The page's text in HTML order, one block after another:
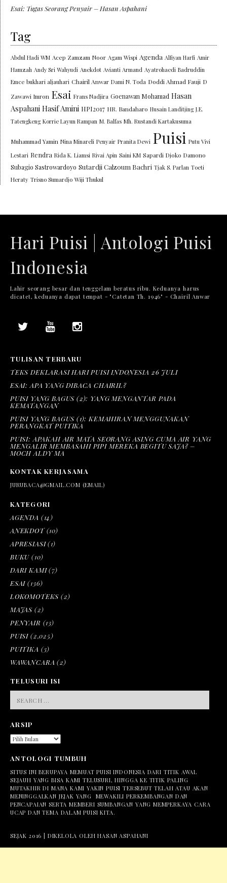
Esai: Tugas Seorang Penyair – Hasan Aspahani
Tag
Abdul Hadi WM Acep Zamzam Noor Agam Wispi Agenda Alfiyan Harfi Amir
Hamzah Andy Sri Wahyudi Anekdot Avianti Armand Ayatrohaedi Badruddin
Emce bukhari aljauhari Chairil Anwar Dami N. Toda Doddi Ahmad Fauji D
Zawawi Imron Esai Frans Nadjira Goenawan Mohamad Hasan
Aspahani Hasif Amini HPI2017 HR. Bandaharo Husain Landitjing J.E.
Tatengkeng Korrie Layun Rampan M. Balfas Mh. Rustandi Kartakusuma
Muhammad Yamin Nina Minareli Penyair Pranita Dewi Puisi Putu Vivi
Lestari Rendra Rida K. Liamsi Rivai Apin Saini KM Sapardi Djoko Damono
Subagio Sastrowardoyo Sutardji Calzoum Bachri Tjak S. Parlan Toeti
Heraty Trisno Sumardjo Wiji Thukul
Hari Puisi | Antologi Puisi
Indonesia
Lahir seorang besar dan tenggelam beratus ribu. Keduanya harus
dicatet, keduanya dapat tempat - "Catetan Th. 1946" - Chairil Anwar
TULISAN TERBARU
TEKS DEKLARASI HARI PUISI INDONESIA 26 JULI
ESAI: APA YANG DIBACA CHAIRIL?
PUISI YANG BAGUS (2): YANG MENGANTAR PADA
KEMATANGAN
PUISI YANG BAGUS (1): KEMAHIRAN MENGGUNAKAN
PERANGKAT PUITIKA
PUISI: APAKAH AIR MATA SEORANG ASING CUMA AIR YANG
MENGALIR MEMBASAHI PIPI MEREKA BEGITU SAJA? –
MOCH ALDY MA
KONTAK KERJASAMA
JURUBACA@GMAIL.COM (EMAIL)
KATEGORI
AGENDA (14)
ANEKDOT(10)
APRESIASI(1)
BUKU (10)
DARI KAMI(7)
ESAI (136)
LOKOMOTEKS (2)
MAJAS (2)
PENYAIR (13)
PUISI (2,025)
PUITIKA (3)
WAWANCARA (2)
TELUSURI ISI
FOR:
ARSIP
ARSIP
ANTOLOGI TUMBUH
SITUS INI BERUPAYA MEMUAT PUISI INDONESIA DARI TITIK AWAL
SEJAUH YANG BISA KAMI TELUSURI, HINGGA KE TITIK PALING
MUTAKHIR DI MANA KAMI YAKIN PUISI TERSEBUT TELAH ATAU AKAN
MENINGGALKAN JEJAK YANG MEWAKILI PERKEMBANGAN DAN
PENCAPAIAN SERTA MEMBERI SUMBANGAN YANG MEMPERKAYA CARA
UCAP DAN TEMA DALAM PUISI KITA.
SEJAK 2016 | DIKELOLA OLEH HASAN ASPAHANI